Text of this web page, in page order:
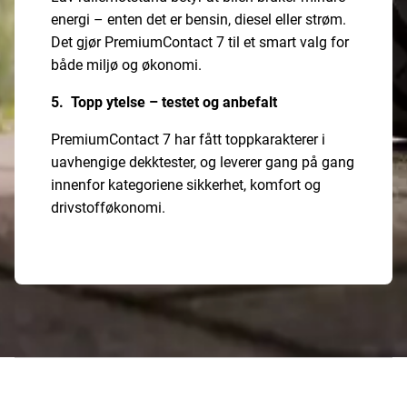
energi – enten det er bensin, diesel eller strøm.
Det gjør PremiumContact 7 til et smart valg for
både miljø og økonomi.
5. Topp ytelse – testet og anbefalt
PremiumContact 7 har fått toppkarakterer i
uavhengige dekktester, og leverer gang på gang
innenfor kategoriene sikkerhet, komfort og
drivstofføkonomi.